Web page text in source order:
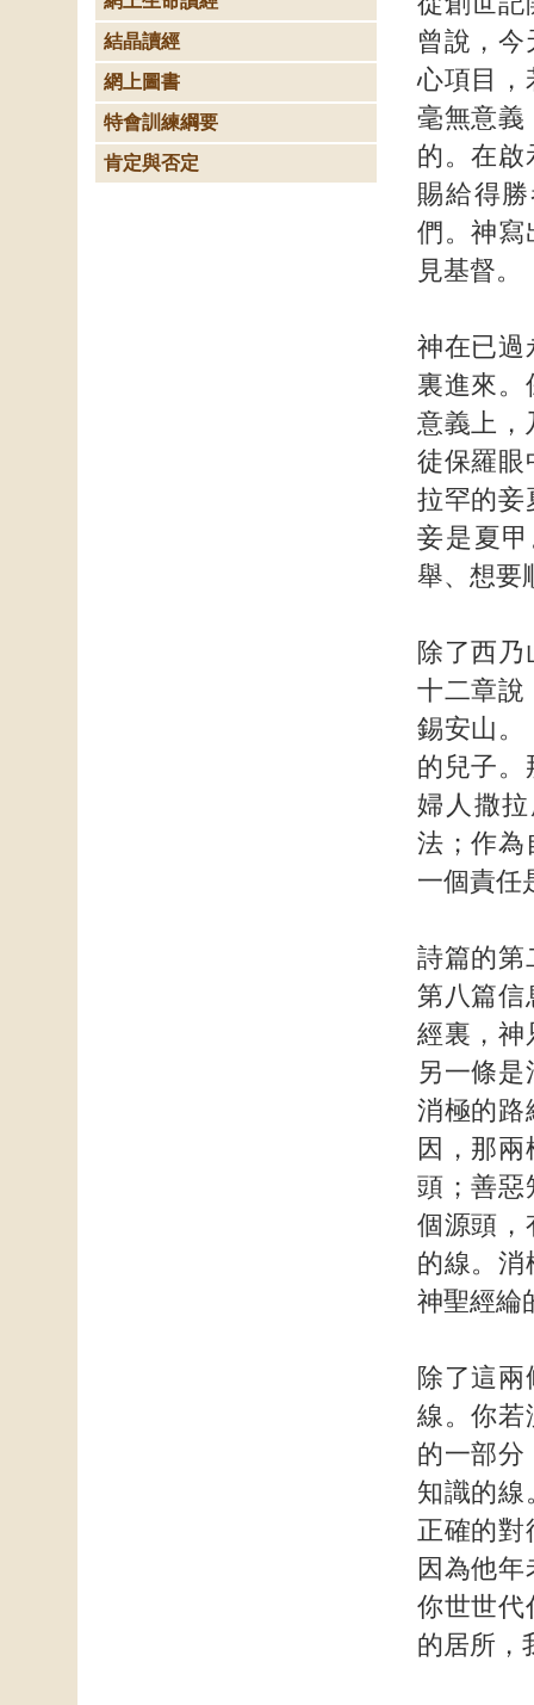
曾說，
心項目，
毫無意義
的。在啟
賜給得
們。神寫
見基督。
神在已過
裏進來。
意義上，
徒保羅眼
拉罕的妾
妾是夏
舉、想要
除了西
十二章說
錫安山。
的兒子。
婦人撒
法；作為
一個責任
詩篇的第
第八篇信
經裏，神
另一條
消極的路
因，那
頭；善惡
個源頭，
的線。消
神聖經綸
除了這
線。你若
的一部分
知識的線
正確的對
因為他
你世世代
的居所，
結晶讀經
網上圖書
特會訓練綱要
肯定與否定